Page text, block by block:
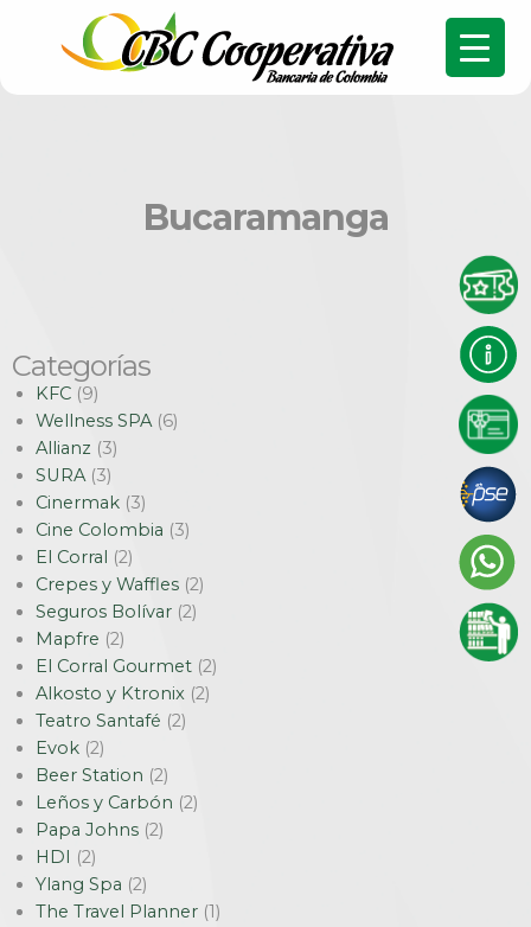
Bucaramanga
Categorías
KFC (9)
Wellness SPA(6)
Allianz (3)
SURA(3)
Cinermak (3)
Cine Colombia (3)
El Corral (2)
Crepes y Waffles (2)
Seguros Bolívar (2)
Mapfre (2)
El Corral Gourmet (2)
Alkosto y Ktronix (2)
Teatro Santafé (2)
Evok (2)
Beer Station (2)
Leños y Carbón (2)
Papa Johns (2)
HDI (2)
Ylang Spa (2)
The Travel Planner (1)